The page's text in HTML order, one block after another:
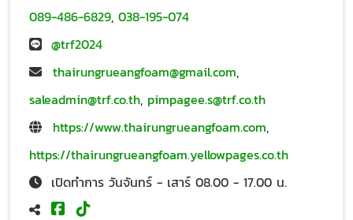
089-486-6829, 038-195-074
@trf2024
thairungrueangfoam@gmail.com,
saleadmin@trf.co.th, pimpagee.s@trf.co.th
https://www.thairungrueangfoam.com,
https://thairungrueangfoam.yellowpages.co.th
เปิดทำการ วันจันทร์ - เสาร์ 08.00 - 17.00 น.